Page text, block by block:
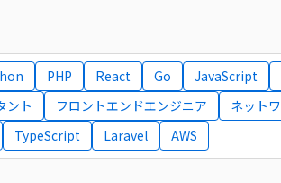
PHP React Go JavaScript
ント フロントエンドエンジニア ネット
TypeScript Laravel AWS